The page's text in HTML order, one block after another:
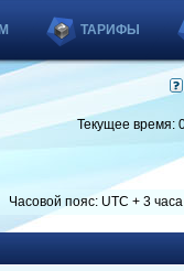
ТАРИФЫ
Текущее время:
Часовой пояс: UTC + 3